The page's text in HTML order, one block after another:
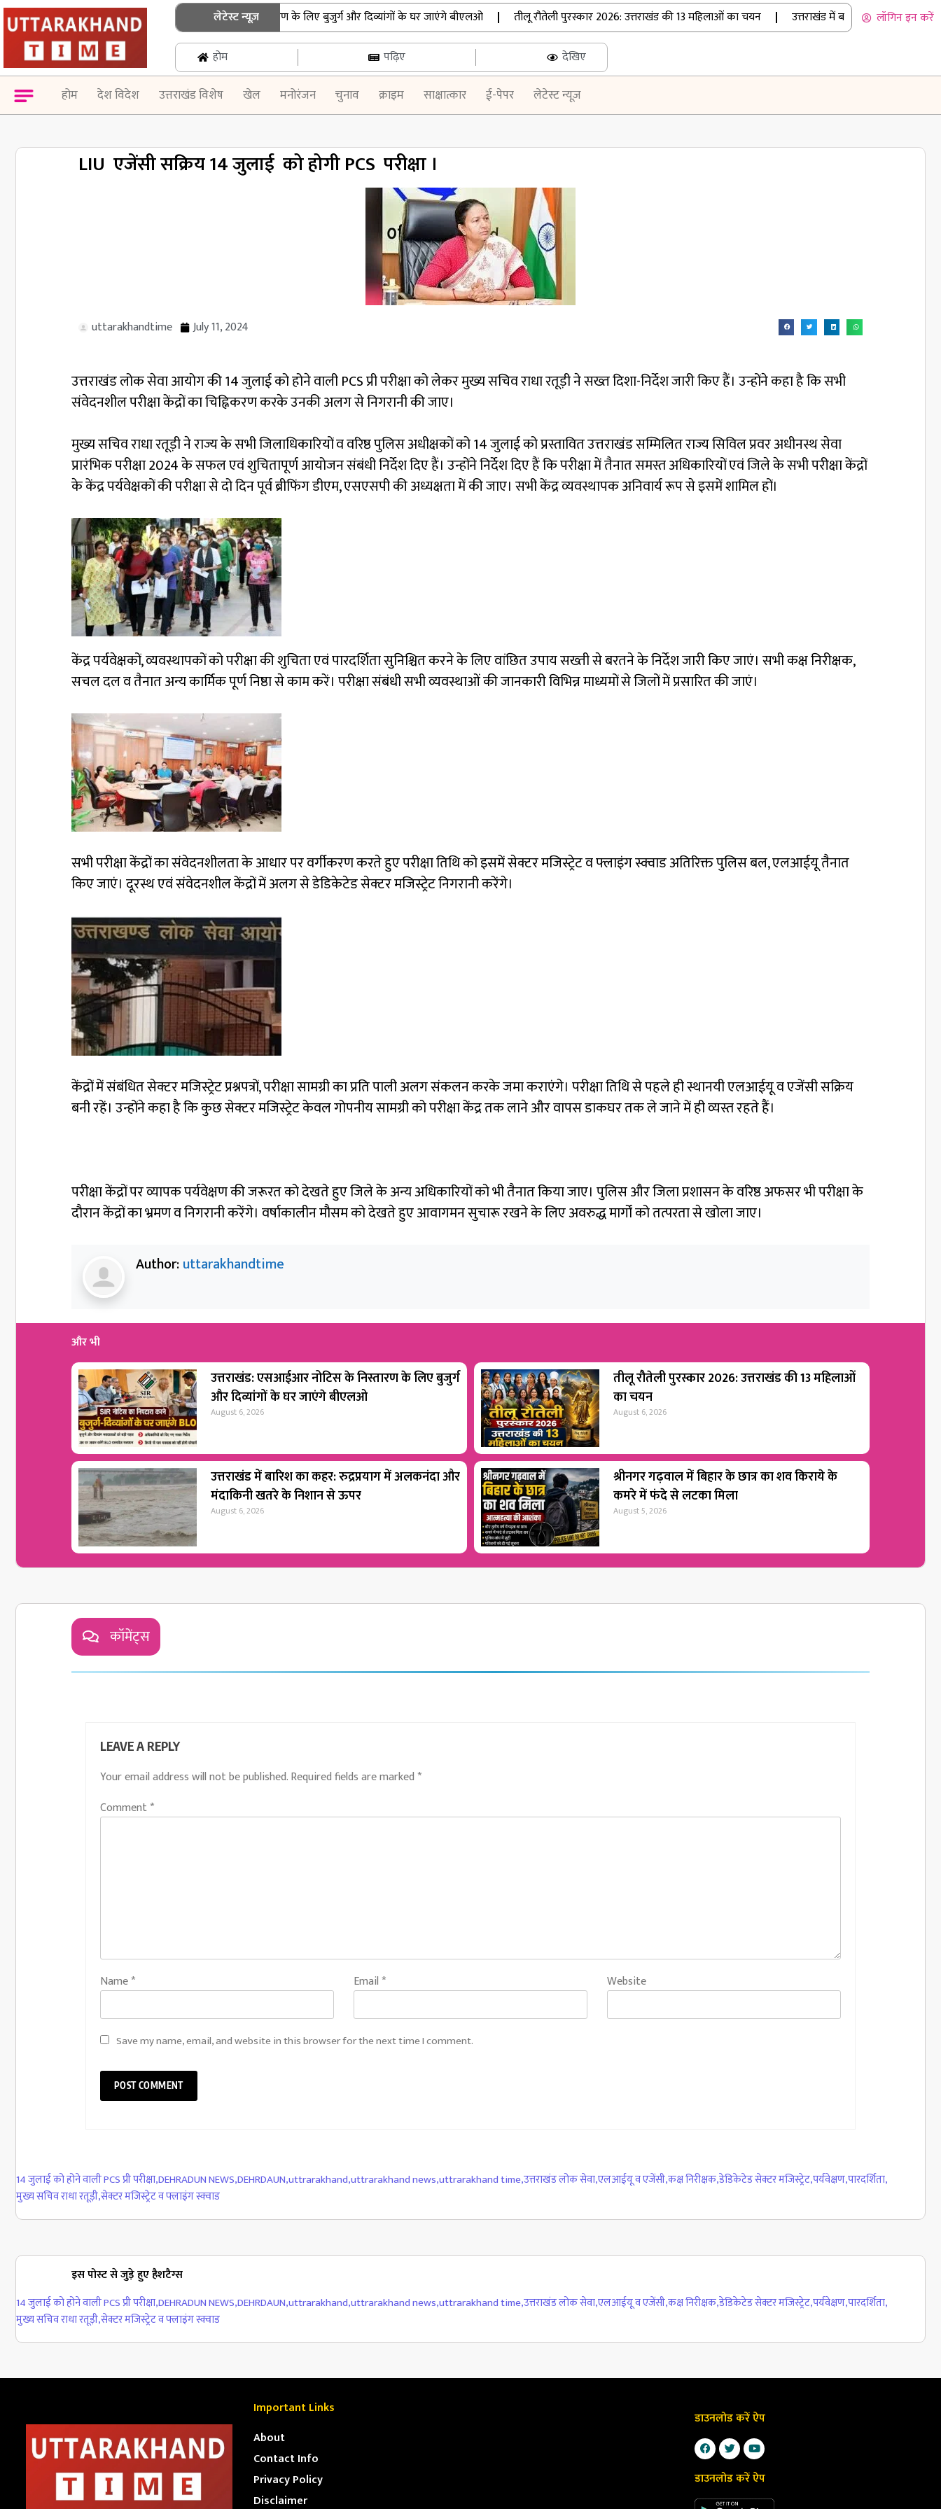
लेटेस्ट न्यूज़
उत्तराखंड: एसआईआर नोटिस के निस्तारण के लिए बुजुर्ग और दिव्यांगों के घर जाएंगे बीएलओ | तीलू रौतेली पुरस्कार 2026: उत्तराखंड की 13 महिलाओं का चयन | उत्तराखंड में बारिश का कहर:लॉगिन इन करें
होम पढ़िए देखिए
होम देश विदेश उत्तराखंड विशेष खेल मनोरंजन चुनाव क्राइम साक्षात्कार ई-पेपर लेटेस्ट न्यूज़
LIU एजेंसी सक्रिय 14 जुलाई को होगी PCS परीक्षा ।
uttarakhandtime July 11, 2024
उत्तराखंड लोक सेवा आयोग की 14 जुलाई को होने वाली PCS प्री परीक्षा को लेकर मुख्य सचिव राधा रतूड़ी ने सख्त दिशा-निर्देश जारी किए हैं। उन्होंने कहा है कि सभी
संवेदनशील परीक्षा केंद्रों का चिह्निकरण करके उनकी अलग से निगरानी की जाए।
मुख्य सचिव राधा रतूड़ी ने राज्य के सभी जिलाधिकारियों व वरिष्ठ पुलिस अधीक्षकों को 14 जुलाई को प्रस्तावित उत्तराखंड सम्मिलित राज्य सिविल प्रवर अधीनस्थ सेवा
प्रारंभिक परीक्षा 2024 के सफल एवं शुचितापूर्ण आयोजन संबंधी निर्देश दिए हैं। उन्होंने निर्देश दिए हैं कि परीक्षा में तैनात समस्त अधिकारियों एवं जिले के सभी परीक्षा केंद्रों
के केंद्र पर्यवेक्षकों की परीक्षा से दो दिन पूर्व ब्रीफिंग डीएम, एसएसपी की अध्यक्षता में की जाए। सभी केंद्र व्यवस्थापक अनिवार्य रूप से इसमें शामिल हों।
केंद्र पर्यवेक्षकों, व्यवस्थापकों को परीक्षा की शुचिता एवं पारदर्शिता सुनिश्चित करने के लिए वांछित उपाय सख्ती से बरतने के निर्देश जारी किए जाएं। सभी कक्ष निरीक्षक,
सचल दल व तैनात अन्य कार्मिक पूर्ण निष्ठा से काम करें। परीक्षा संबंधी सभी व्यवस्थाओं की जानकारी विभिन्न माध्यमों से जिलों में प्रसारित की जाएं।
सभी परीक्षा केंद्रों का संवेदनशीलता के आधार पर वर्गीकरण करते हुए परीक्षा तिथि को इसमें सेक्टर मजिस्ट्रेट व फ्लाइंग स्क्वाड अतिरिक्त पुलिस बल, एलआईयू तैनात
किए जाएं। दूरस्थ एवं संवेदनशील केंद्रों में अलग से डेडिकेटेड सेक्टर मजिस्ट्रेट निगरानी करेंगे।
केंद्रों में संबंधित सेक्टर मजिस्ट्रेट प्रश्नपत्रों, परीक्षा सामग्री का प्रति पाली अलग संकलन करके जमा कराएंगे। परीक्षा तिथि से पहले ही स्थानयी एलआईयू व एजेंसी सक्रिय
बनी रहें। उन्होंने कहा है कि कुछ सेक्टर मजिस्ट्रेट केवल गोपनीय सामग्री को परीक्षा केंद्र तक लाने और वापस डाकघर तक ले जाने में ही व्यस्त रहते हैं।
परीक्षा केंद्रों पर व्यापक पर्यवेक्षण की जरूरत को देखते हुए जिले के अन्य अधिकारियों को भी तैनात किया जाए। पुलिस और जिला प्रशासन के वरिष्ठ अफसर भी परीक्षा के
दौरान केंद्रों का भ्रमण व निगरानी करेंगे। वर्षाकालीन मौसम को देखते हुए आवागमन सुचारू रखने के लिए अवरुद्ध मार्गों को तत्परता से खोला जाए।
Author:uttarakhandtime
और भी
उत्तराखंड: एसआईआर नोटिस के निस्तारण के लिए बुजुर्ग
और दिव्यांगों के घर जाएंगे बीएलओ
August 6, 2026
तीलू रौतेली पुरस्कार 2026: उत्तराखंड की 13 महिलाओं
का चयन
August 6, 2026
उत्तराखंड में बारिश का कहर: रुद्रप्रयाग में अलकनंदा और
मंदाकिनी खतरे के निशान से ऊपर
August 6, 2026
श्रीनगर गढ़वाल में बिहार के छात्र का शव किराये के
कमरे में फंदे से लटका मिला
August 5, 2026
कॉमेंट्स
LEAVE A REPLY
Your email address will not be published.Required fields are marked *
Comment*
Name* Email * Website
Save my name, email, and website in this browser for the next time I comment.
14 जुलाई को होने वाली PCS प्री परीक्षा,DEHRADUN NEWS,DEHRDAUN,uttrarakhand,uttrarakhand news,uttrarakhand time,उत्तराखंड लोक सेवा,एलआईयू व एजेंसी,कक्ष निरीक्षक,डेडिकेटेड सेक्टर मजिस्ट्रेट,पर्यवेक्षण,पारदर्शिता,
मुख्य सचिव राधा रतूड़ी,सेक्टर मजिस्ट्रेट व फ्लाइंग स्क्वाड
इस पोस्ट से जुड़े हुए हैशटैग्स
14 जुलाई को होने वाली PCS प्री परीक्षा,DEHRADUN NEWS,DEHRDAUN,uttrarakhand,uttrarakhand news,uttrarakhand time,उत्तराखंड लोक सेवा,एलआईयू व एजेंसी,कक्ष निरीक्षक,डेडिकेटेड सेक्टर मजिस्ट्रेट,पर्यवेक्षण,पारदर्शिता,
मुख्य सचिव राधा रतूड़ी,सेक्टर मजिस्ट्रेट व फ्लाइंग स्क्वाड
Important Links
About
Contact Info
Privacy Policy
Disclaimer
डाउनलोड करें ऐप
डाउनलोड करें ऐप